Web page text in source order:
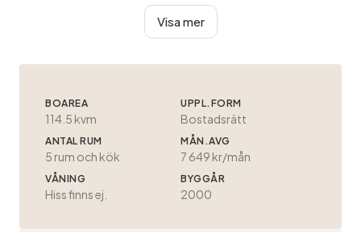
köksluckor, vitrinskåp, svart arbetsbänk och vitt kakel
som ger ett tidlöst och hemtrevligt uttryck. Här finns
Visa mer
BOAREA
114.5 kvm
UPPL.FORM
Bostadsrätt
ANTAL RUM
5 rum och kök
MÅN.AVG
7 649 kr/mån
VÅNING
Hiss finns ej.
BYGGÅR
2000